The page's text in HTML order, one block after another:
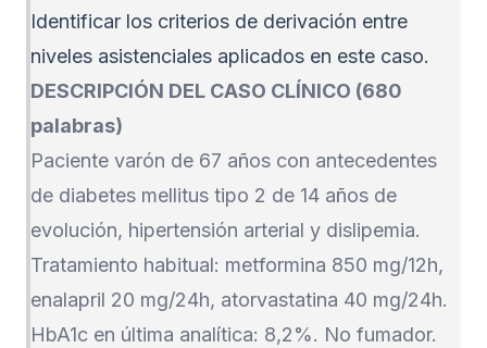
Identificar los criterios de derivación entre
niveles asistenciales aplicados en este caso.
DESCRIPCIÓN DEL CASO CLÍNICO (680
palabras)
Paciente varón de 67 años con antecedentes
de diabetes mellitus tipo 2 de 14 años de
evolución, hipertensión arterial y dislipemia.
Tratamiento habitual: metformina 850 mg/12h,
enalapril 20 mg/24h, atorvastatina 40 mg/24h.
HbA1c en última analítica: 8,2%. No fumador.